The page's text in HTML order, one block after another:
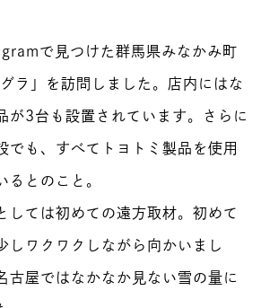
で見つけた群馬県みなかみ町
ラ」を訪問しました。店内にはな
が3台も設置されています。さらに
でも、すべてトヨトミ製品を使用
るとのこと。
ては初めての遠方取材。初めて
しワクワクしながら向かいまし
古屋ではなかなか見ない雪の量に